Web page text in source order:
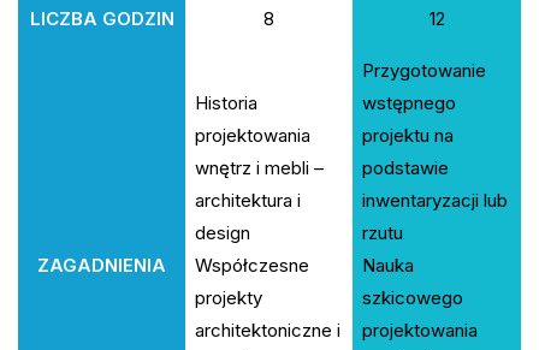
LICZBA GODZIN 8 12
ZAGADNIENIA
Historia
projektowania
wnętrz i mebli –
architektura i
design
Współczesne
projekty
architektoniczne i
Przygotowanie
wstępnego
projektu na
podstawie
inwentaryzacji lub
rzutu
Nauka
szkicowego
projektowania